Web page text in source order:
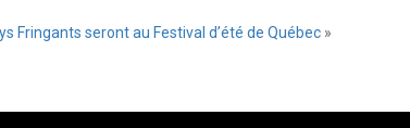
Fringants seront au Festival d’été de Québec »